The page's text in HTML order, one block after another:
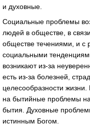
и духовные.
Социальные проблемы
людей в обществе, в
обществе течениями, и с
социальными
возникают из-за
есть из-за болезней,
целесообразности
на бытийные проблемы
бытия. Духовные
истинным Богом.